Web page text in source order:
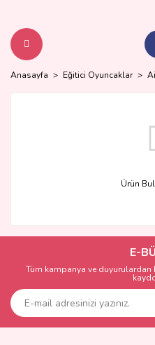
Anasayfa Eğitici Oyuncaklar
Ürün
E-
Tüm kampanya ve